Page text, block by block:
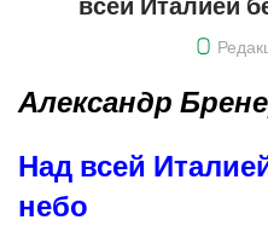
Александр
Над всей
небо